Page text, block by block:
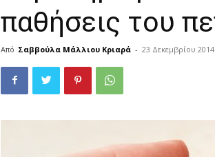
παθήσεις του
Από Σαββούλα Μάλλιου Κριαρά - 23 Δεκεμβρίου 2014